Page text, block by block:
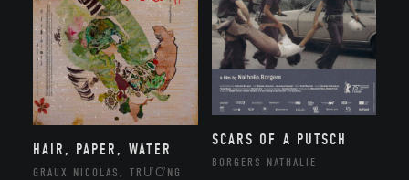
HAIR, PAPER, WATER
GRAUX NICOLAS, TRƯƠNG
SCARS OF A PUTSCH
BORGERS NATHALIE